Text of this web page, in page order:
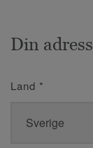
Din adress
Land *